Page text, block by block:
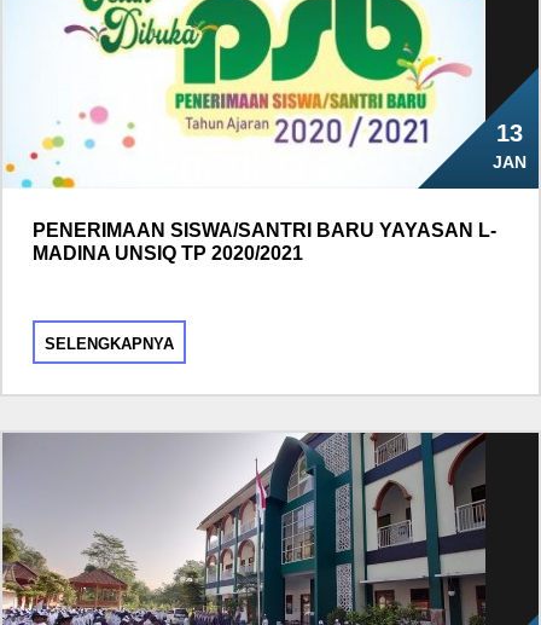
13
JAN
PENERIMAAN SISWA/SANTRI BARU YAYASAN L-
MADINA UNSIQ TP 2020/2021
SELENGKAPNYA